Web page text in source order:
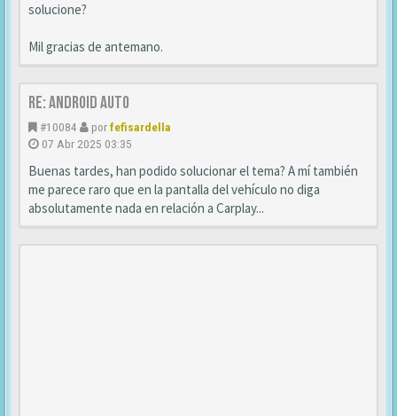
solucione?
Mil gracias de antemano.
Re: android auto
#10084 porfefisardella
07 Abr 2025 03:35
Buenas tardes, han podido solucionar el tema? A mí también
me parece raro que en la pantalla del vehículo no diga
absolutamente nada en relación a Carplay...